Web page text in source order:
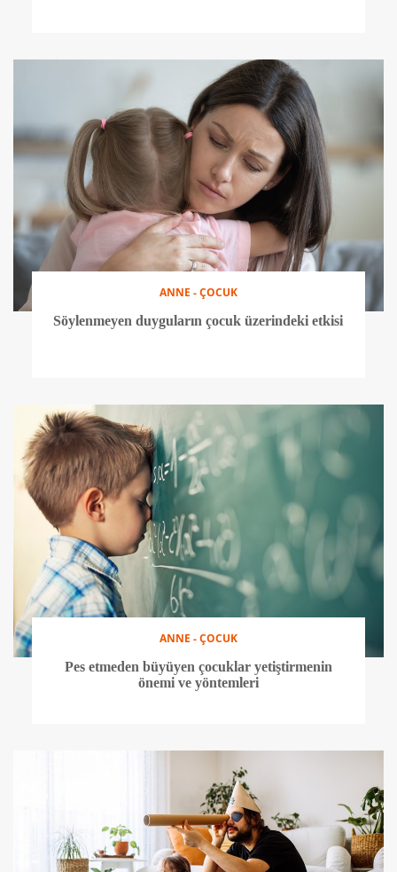
ANNE - ÇOCUK
Söylenmeyen duyguların çocuk üzerindeki etkisi
ANNE - ÇOCUK
Pes etmeden büyüyen çocuklar yetiştirmenin
önemi ve yöntemleri